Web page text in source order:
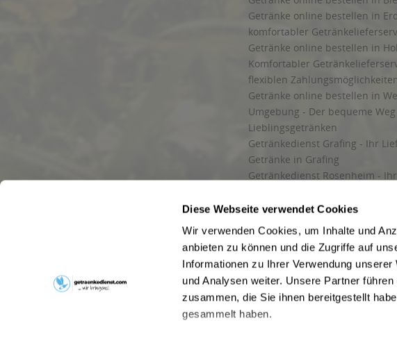
Diese Webseite verwendet Cookies
Wir verwenden Cookies, um Inhalte und
anbieten zu können und die Zugriffe auf
Informationen zu Ihrer Verwendung
und Analysen weiter. Unsere Partner
zusammen, die Sie ihnen bereitgestellt
gesammelt haben.
Getränke online bestellen in
komfortabler
Getränke online bestellen in
Komfortabler
flexiblen
Getränke online bestellen in
Umgebung - Der bequeme
Lieblingsgetränken
Getränkedienst Grafing - Ihr
Getränke in Grafing
Getränkedienst Rosenheim - Ihr
und Umgebung
Getränkelieferung in Starnberg
Liefergebiet
Lieferservice für Getränke
Wir liefern Getränke
Kontakt
Newsletter